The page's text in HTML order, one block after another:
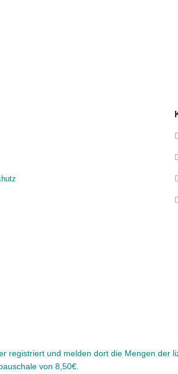
registriert und melden dort die Mengen der
von 8,50€.